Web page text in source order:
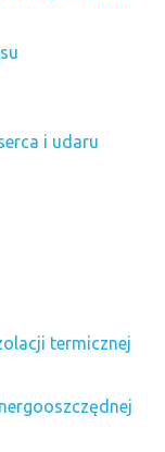
i udaru
termicznej